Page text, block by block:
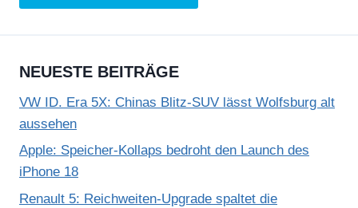
NEUESTE BEITRÄGE
VW ID. Era 5X: Chinas Blitz-SUV lässt Wolfsburg alt
aussehen
Apple: Speicher-Kollaps bedroht den Launch des
iPhone 18
Renault 5: Reichweiten-Upgrade spaltet die